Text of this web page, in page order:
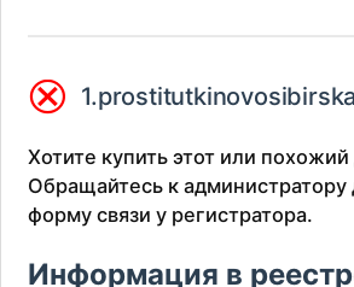
⮿
Хотите купить этот или
Обращайтесь к администратору
форму связи у регистратора.
Информация в